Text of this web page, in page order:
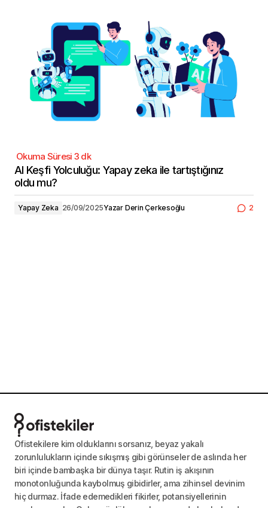
AI Keşfi Yolculuğu: Yapay zeka ile tartıştığınız
oldu mu?
Yapay Zeka 26/09/2025Yazar Derin Çerkesoğlu 2
Ofistekilere kim olduklarını sorsanız, beyaz yakalı
zorunlulukların içinde sıkışmış gibi görünseler de aslında her
biri içinde bambaşka bir dünya taşır. Rutin iş akışının
monotonluğunda kaybolmuş gibidirler, ama zihinsel devinim
hiç durmaz. İfade edemedikleri fikirler, potansiyellerinin